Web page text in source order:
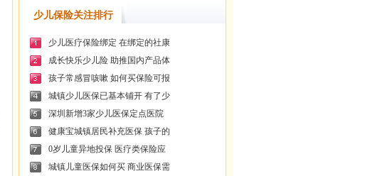
少儿保险关注排行
少儿医疗保险绑定 在绑定的社康
成长快乐少儿险 助推国内产品体
孩子常感冒咳嗽 如何买保险可报
城镇少儿医保已基本铺开 有了少
深圳新增3家少儿医保定点医院
健康宝城镇居民补充医保 孩子的
0岁儿童异地投保 医疗类保险应
城镇儿童医保如何买 商业医保需